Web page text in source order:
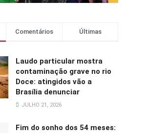
Comentários Últimas
Laudo particular mostra
contaminação grave no rio
Doce: atingidos vão a
Brasília denunciar
JULHO 21, 2026
Fim do sonho dos 54 meses: